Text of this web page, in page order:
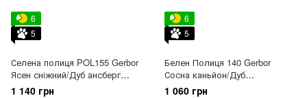
6
5
Селена полиця POL155 Gerbor
Ясен сніжний/Дуб ансберг
темний
1 140 грн
6
5
Белен Полиця 140 Gerbor
Сосна каньйон/Дуб
корабельний
1 060 грн